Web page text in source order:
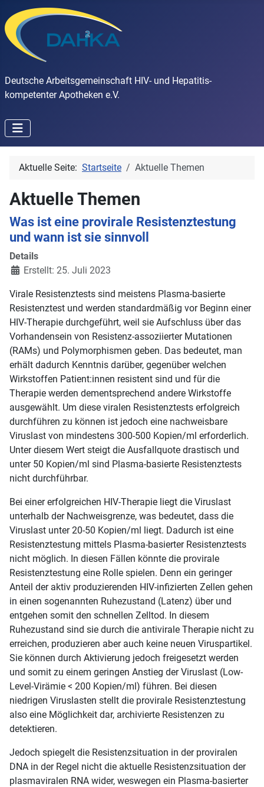
Deutsche Arbeitsgemeinschaft HIV- und Hepatitis-
kompetenter Apotheken e.V.
Aktuelle Seite: Startseite Aktuelle Themen
Aktuelle Themen
Was ist eine provirale Resistenztestung
und wann ist sie sinnvoll
Details
Erstellt: 25. Juli 2023
Virale Resistenztests sind meistens Plasma-basierte
Resistenztest und werden standardmäßig vor Beginn einer
HIV-Therapie durchgeführt, weil sie Aufschluss über das
Vorhandensein von Resistenz-assoziierter Mutationen
(RAMs) und Polymorphismen geben. Das bedeutet, man
erhält dadurch Kenntnis darüber, gegenüber welchen
Wirkstoffen Patient:innen resistent sind und für die
Therapie werden dementsprechend andere Wirkstoffe
ausgewählt. Um diese viralen Resistenztests erfolgreich
durchführen zu können ist jedoch eine nachweisbare
Viruslast von mindestens 300-500 Kopien/ml erforderlich.
Unter diesem Wert steigt die Ausfallquote drastisch und
unter 50 Kopien/ml sind Plasma-basierte Resistenztests
nicht durchführbar.
Bei einer erfolgreichen HIV-Therapie liegt die Viruslast
unterhalb der Nachweisgrenze, was bedeutet, dass die
Viruslast unter 20-50 Kopien/ml liegt. Dadurch ist eine
Resistenztestung mittels Plasma-basierter Resistenztests
nicht möglich. In diesen Fällen könnte die provirale
Resistenztestung eine Rolle spielen. Denn ein geringer
Anteil der aktiv produzierenden HIV-infizierten Zellen gehen
in einen sogenannten Ruhezustand (Latenz) über und
entgehen somit den schnellen Zelltod. In diesem
Ruhezustand sind sie durch die antivirale Therapie nicht zu
erreichen, produzieren aber auch keine neuen Viruspartikel.
Sie können durch Aktivierung jedoch freigesetzt werden
und somit zu einem geringen Anstieg der Viruslast (Low-
Level-Virämie < 200 Kopien/ml) führen. Bei diesen
niedrigen Viruslasten stellt die provirale Resistenztestung
also eine Möglichkeit dar, archivierte Resistenzen zu
detektieren.
Jedoch spiegelt die Resistenzsituation in der proviralen
DNA in der Regel nicht die aktuelle Resistenzsituation der
plasmaviralen RNA wider, weswegen ein Plasma-basierter